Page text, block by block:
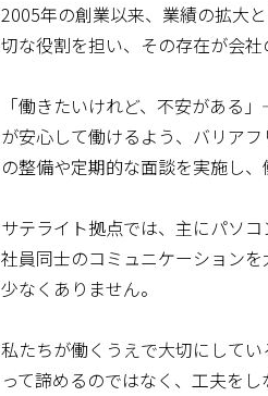
2005年の創業以来、業績の拡大
切な役割を担い、その存在が会
「働きたいけれど、不安がある
が安心して働けるよう、バリア
の整備や定期的な面談を実施し
サテライト拠点では、主にパソ
社員同士のコミュニケーション
少なくありません。
私たちが働くうえで大切にして
って諦めるのではなく、工夫を